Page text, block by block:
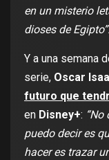
en un misterio
dioses de Egipto”.
Y a una semana
serie, Oscar
futuro que
en Disney+:
puedo decir es
hacer es trazar